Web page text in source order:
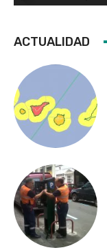
ACTUALIDAD